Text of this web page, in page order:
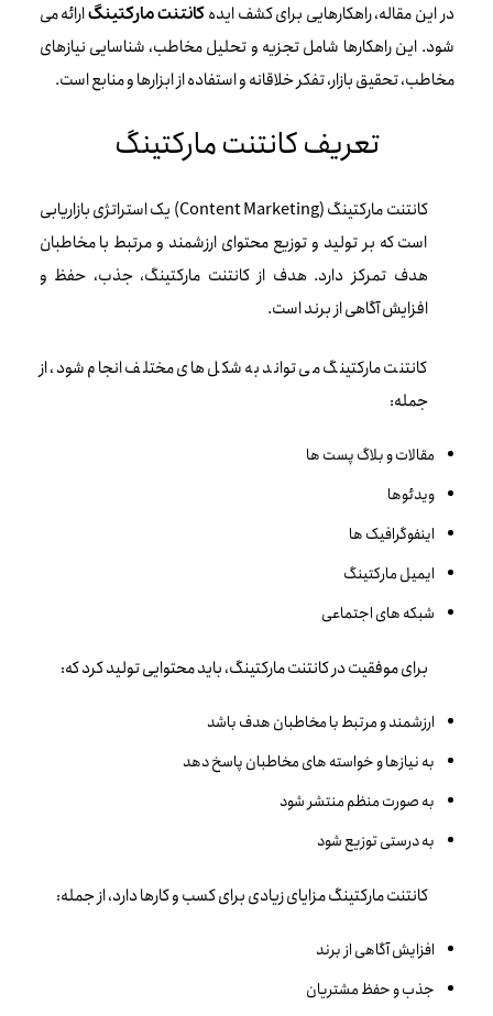
در این مقاله، راهکارهایی برای کشف ایدهکانتنت مارکتینگارائه می
شود. این راهکارها شامل تجزیه و تحلیل مخاطب، شناسایی نیازهای
مخاطب، تحقیق بازار، تفکر خلاقانه و استفاده از ابزارها و منابع است.
تعریف کانتنت مارکتینگ
کانتنت مارکتینگ (Content Marketing) یک استراتژی بازاریابی
است که بر تولید و توزیع محتوای ارزشمند و مرتبط با مخاطبان
هدف تمرکز دارد. هدف از کانتنت مارکتینگ، جذب، حفظ و
افزایش آگاهی از برند است.
کانتنت مارکتینگ می تواند به شکل های مختلف انجام شود، از
جمله:
مقالات و بلاگ پست ها
ویدئوها
اینفوگرافیک ها
ایمیل مارکتینگ
شبکه های اجتماعی
برای موفقیت در کانتنت مارکتینگ، باید محتوایی تولید کرد که:
ارزشمند و مرتبط با مخاطبان هدف باشد
به نیازها و خواسته های مخاطبان پاسخ دهد
به صورت منظم منتشر شود
به درستی توزیع شود
کانتنت مارکتینگ مزایای زیادی برای کسب و کارها دارد، از جمله:
افزایش آگاهی از برند
جذب و حفظ مشتریان